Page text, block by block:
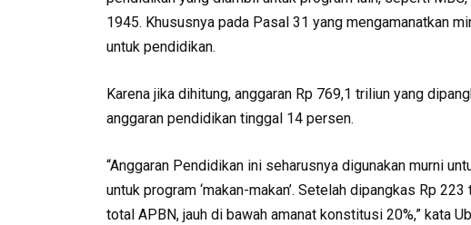
1945. Khususnya pada Pasal 31 yang mengamanatkan
untuk pendidikan.
Karena jika dihitung, anggaran Rp 769,1 triliun yang
anggaran pendidikan tinggal 14 persen.
“Anggaran Pendidikan ini seharusnya digunakan murni
untuk program ‘makan-makan’. Setelah dipangkas Rp
total APBN, jauh di bawah amanat konstitusi 20%,” kata